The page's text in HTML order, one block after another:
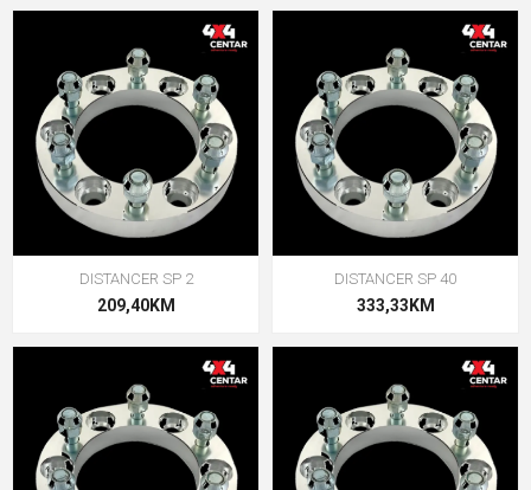
DISTANCER SP 2
209,40KM
DISTANCER SP 40
333,33KM